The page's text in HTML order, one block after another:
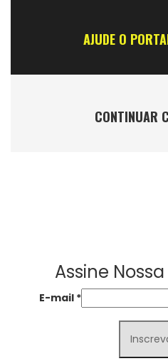
AJUDE O
CONTINUAR
Assine
E-mail *